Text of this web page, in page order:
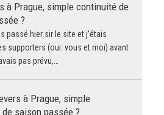
à Prague, simple continuité de
?
passé hier sir le site et j’étais
supporters (oui: vous et moi) avant
pas prévu,…
à Prague, simple
saison passée ?